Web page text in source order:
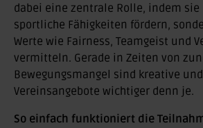
dabei eine zentrale Rolle, indem
sportliche Fähigkeiten fördern,
Werte wie Fairness, Teamgeist und
vermitteln. Gerade in Zeiten von
Bewegungsmangel sind kreative
Vereinsangebote wichtiger denn je.
So einfach funktioniert die